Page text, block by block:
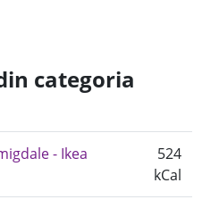
categoria
- Ikea
524
kCal